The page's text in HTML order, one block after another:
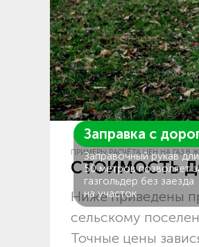
Заправка с
Заправочный рукав
50 метров позволяет
газгольдер без заезда
на участок.
ПРИМЕРЫ РАСЧЁТА ЦЕН НА ГАЗ В
СТОИМОСТЬ
Ниже приведены
сельскому
Точные цены